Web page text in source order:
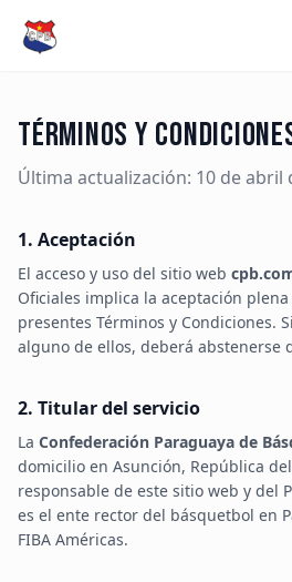
Calendario
Posiciones
Líderes
Torneos
Histórico
3x3
Términos y
Última actualización: 10 de abril
1. Aceptación
El acceso y uso del sitio web
Oficiales implica la aceptación
presentes Términos y Condiciones.
alguno de ellos, deberá abstenerse
2. Titular del servicio
La Confederación Paraguaya de
domicilio en Asunción, República
responsable de este sitio web y del
es el ente rector del básquetbol en
FIBA Américas.